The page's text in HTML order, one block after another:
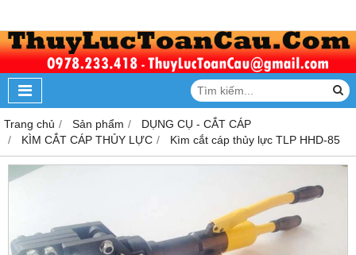
Trang chủ Sản phẩm
DỤNG CỤ - CẮT CÁP
KÌM CẮT CÁP THỦY LỰC
Kìm cắt cáp thủy lực TLP HHD-85